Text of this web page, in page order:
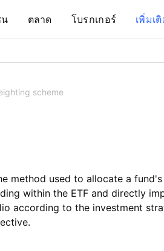
ตลาด โบรกเกอร์ เพิ่มเ
scheme
method used to allocate a
within the ETF and directly
according to the investment